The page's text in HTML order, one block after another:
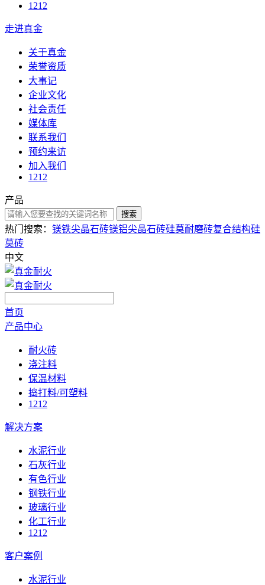
1212
走进真金
关于真金
荣誉资质
大事记
企业文化
社会责任
媒体库
联系我们
预约来访
加入我们
1212
产品
搜索
热门搜索： 镁铁尖晶石砖镁铝尖晶石砖硅莫耐磨砖复合结构硅
莫砖
中文
首页
产品中心
耐火砖
浇注料
保温材料
捣打料/可塑料
1212
解决方案
水泥行业
石灰行业
有色行业
钢铁行业
玻璃行业
化工行业
1212
客户案例
水泥行业